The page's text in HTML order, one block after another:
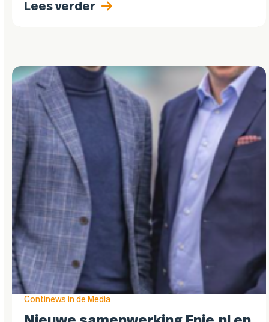
verder te helpen…
Lees verder
Continews in de Media